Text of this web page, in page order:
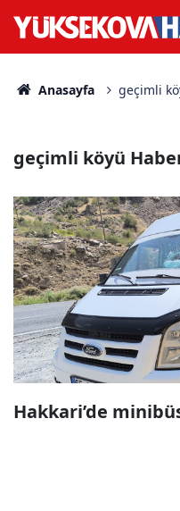
Anasayfa geçimli
geçimli köyü
Hakkari’de